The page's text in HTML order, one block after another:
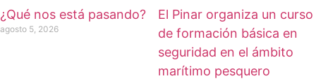
¿Qué nos está pasando?
agosto 5, 2026
El Pinar organiza un curso
de formación básica en
seguridad en el ámbito
marítimo pesquero